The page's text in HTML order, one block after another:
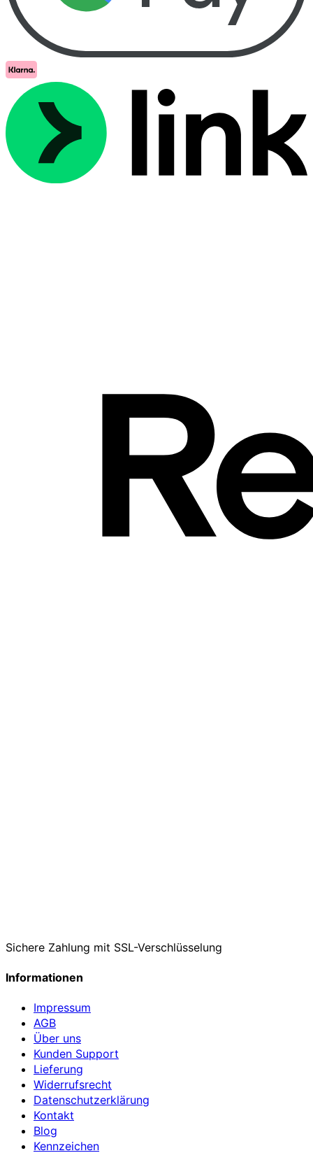
Sichere Zahlung mit SSL-Verschlüsselung
Informationen
Impressum
AGB
Über uns
Kunden Support
Lieferung
Widerrufsrecht
Datenschutzerklärung
Kontakt
Blog
Kennzeichen